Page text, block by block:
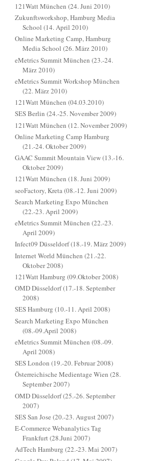
121Watt München (24. Juni 2010)
Zukunftsworkshop, Hamburg Media
School (14. April 2010)
Online Marketing Camp, Hamburg
Media School (26. März 2010)
eMetrics Summit München (23.-24.
März 2010)
eMetrics Summit Workshop München
(22. März 2010)
121Watt München (04.03.2010)
SES Berlin (24.-25. November 2009)
121Watt München (12. November 2009)
Online Marketing Camp Hamburg
(21.-24. Oktober 2009)
GAAC Summit Mountain View (13.-16.
Oktober 2009)
121Watt München (18. Juni 2009)
seoFactory, Kreta (08.-12. Juni 2009)
Search Marketing Expo München
(22.-23. April 2009)
eMetrics Summit München (22.-23.
April 2009)
Infect09 Düsseldorf (18.-19. März 2009)
Internet World München (21.-22.
Oktober 2008)
121Watt Hamburg (09.Oktober 2008)
OMD Düsseldorf (17.-18. September
2008)
SES Hamburg (10.-11. April 2008)
Search Marketing Expo München
(08.-09.April 2008)
eMetrics Summit München (08.-09.
April 2008)
SES London (19.-20. Februar 2008)
Österreichische Medientage Wien (28.
September 2007)
OMD Düsseldorf (25.-26. September
2007)
SES San Jose (20.-23. August 2007)
E-Commerce Webanalytics Tag
Frankfurt (28.Juni 2007)
AdTech Hamburg (22.-23. Mai 2007)